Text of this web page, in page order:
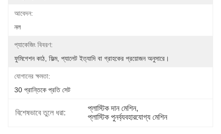
আবেদন:
নল
প্যাকেজিং বিবরণ:
ফুমিগেশন কাঠ, ফিল্ম, প্যালেট ইত্যাদি বা গ্রাহকের প্রয়োজন অনুসারে।
যোগানের ক্ষমতা:
30 প্রান্তিকে প্রতি সেট
বিশেষভাবে তুলে ধরা:
প্লাস্টিক দান মেশিন,
প্লাস্টিক পুনর্ব্যবহারযোগ্য মেশিন